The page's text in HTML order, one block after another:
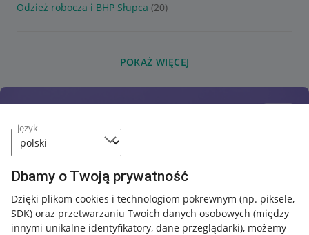
język
Dbamy o Twoją prywatność
Dzięki plikom cookies i technologiom pokrewnym (np. piksele,
SDK) oraz przetwarzaniu Twoich danych osobowych (między
innymi unikalne identyfikatory, dane przeglądarki), możemy
Odzież robocza i BHP Słupca (20)
POKAŻ WIĘCEJ